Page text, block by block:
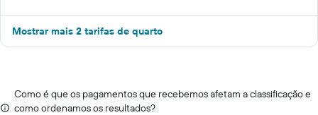
Mostrar mais 2 tarifas de quarto
Como é que os pagamentos que recebemos afetam a classificação e
como ordenamos os resultados?